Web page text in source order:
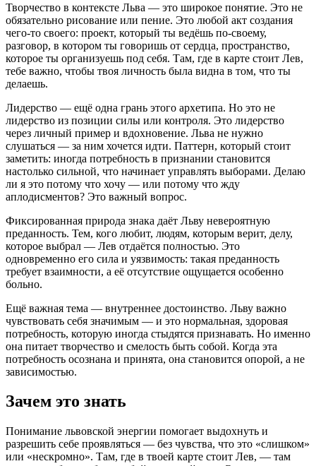
Творчество в контексте Льва — это широкое понятие. Это не
обязательно рисование или пение. Это любой акт создания
чего-то своего: проект, который ты ведёшь по-своему,
разговор, в котором ты говоришь от сердца, пространство,
которое ты организуешь под себя. Там, где в карте стоит Лев,
тебе важно, чтобы твоя личность была видна в том, что ты
делаешь.
Лидерство — ещё одна грань этого архетипа. Но это не
лидерство из позиции силы или контроля. Это лидерство
через личный пример и вдохновение. Льва не нужно
слушаться — за ним хочется идти. Паттерн, который стоит
заметить: иногда потребность в признании становится
настолько сильной, что начинает управлять выборами. Делаю
ли я это потому что хочу — или потому что жду
аплодисментов? Это важный вопрос.
Фиксированная природа знака даёт Льву невероятную
преданность. Тем, кого любит, людям, которым верит, делу,
которое выбрал — Лев отдаётся полностью. Это
одновременно его сила и уязвимость: такая преданность
требует взаимности, а её отсутствие ощущается особенно
больно.
Ещё важная тема — внутреннее достоинство. Льву важно
чувствовать себя значимым — и это нормальная, здоровая
потребность, которую иногда стыдятся признавать. Но именно
она питает творчество и смелость быть собой. Когда эта
потребность осознана и принята, она становится опорой, а не
зависимостью.
Зачем это знать
Понимание львовской энергии помогает выдохнуть и
разрешить себе проявляться — без чувства, что это «слишком»
или «нескромно». Там, где в твоей карте стоит Лев, — там